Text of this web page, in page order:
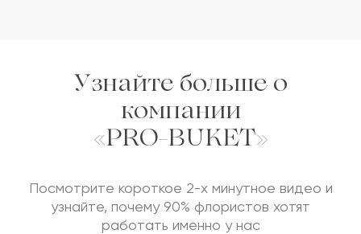
Узнайте больше о
компании
«PRO-BUKET»
Посмотрите короткое 2-х минутное видео и
узнайте, почему 90% флористов хотят
работать именно у нас